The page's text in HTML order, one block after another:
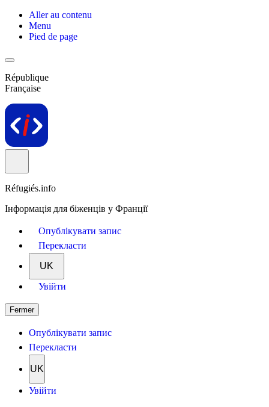
Aller au contenu
Menu
Pied de page
République
Française
Réfugiés.info
Інформація для біженців у Франції
Опублікувати запис
Перекласти
UK
Увійти
Fermer
Опублікувати запис
Перекласти
UK
Увійти